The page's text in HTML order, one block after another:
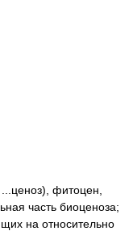
фитоцен,
часть биоценоза;
на относительно